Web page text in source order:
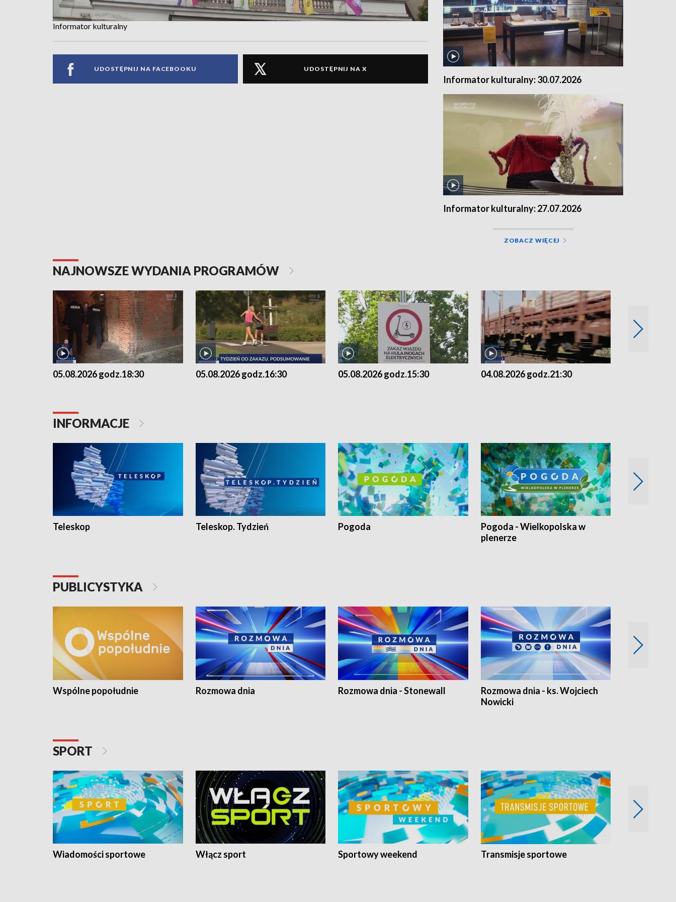
Informator kulturalny
UDOSTĘPNIJ NA FACEBOOKU UDOSTĘPNIJ NA X
Informator kulturalny: 30.07.2026
Informator kulturalny: 27.07.2026
ZOBACZ WIĘCEJ
NAJNOWSZE WYDANIA PROGRAMÓW
05.08.2026 godz.18:30 05.08.2026 godz.16:30 05.08.2026 godz.15:30 04.08.2026 godz.21:30
INFORMACJE
Teleskop Teleskop. Tydzień Pogoda
Pogoda - Wielkopolska w
plenerze
PUBLICYSTYKA
Wspólne popołudnie Rozmowa dnia Rozmowa dnia - Stonewall
Rozmowa dnia - ks. Wojciech
Nowicki
SPORT
Wiadomości sportowe Włącz sport Sportowy weekend Transmisje sportowe